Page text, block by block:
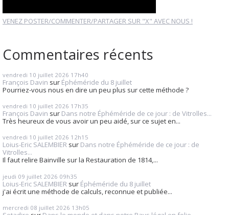
VENEZ POSTER/COMMENTER/PARTAGER SUR "X" AVEC NOUS !
Commentaires récents
vendredi 10 juillet 2026 17h40
François Davin sur Éphéméride du 8 juillet
Pourriez-vous nous en dire un peu plus sur cette méthode ?
vendredi 10 juillet 2026 17h35
François Davin sur Dans notre Éphéméride de ce jour : de Vitrolles...
Très heureux de vous avoir un peu aidé, sur ce sujet en...
vendredi 10 juillet 2026 12h15
Loius-Eric SALEMBIER sur Dans notre Éphéméride de ce jour : de
Vitrolles...
Il faut relire Bainville sur la Restauration de 1814,...
jeudi 09 juillet 2026 09h35
Loius-Eric SALEMBIER sur Éphéméride du 8 juillet
j'ai écrit une méthode de calculs, reconnue et publiée...
mercredi 08 juillet 2026 13h05